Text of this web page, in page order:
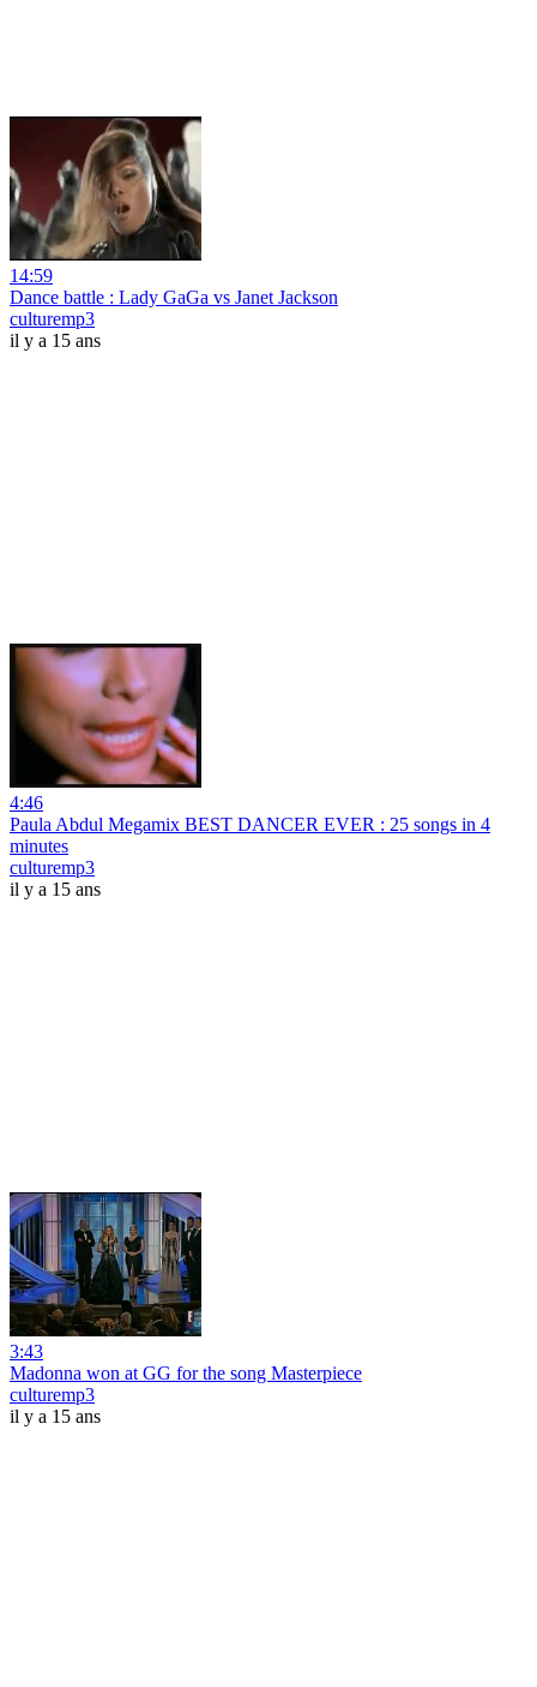
14:59
Dance battle : Lady GaGa vs Janet Jackson
culturemp3
il y a 15 ans
4:46
Paula Abdul Megamix BEST DANCER EVER : 25 songs in 4
minutes
culturemp3
il y a 15 ans
3:43
Madonna won at GG for the song Masterpiece
culturemp3
il y a 15 ans